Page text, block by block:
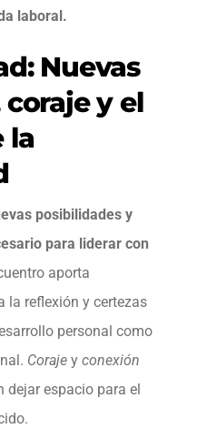
laboral.
Nuevas
y el
la
posibilidades y
para liderar con
aporta
la reflexión y certezas
personal como
Coraje y conexión
dejar espacio para el